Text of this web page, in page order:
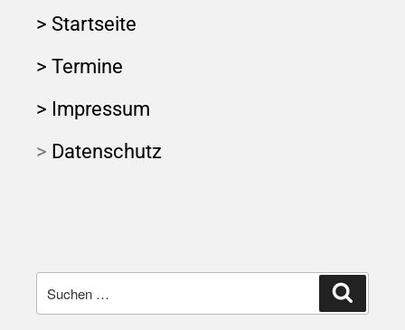
> Startseite
> Termine
> Impressum
> Datenschutz